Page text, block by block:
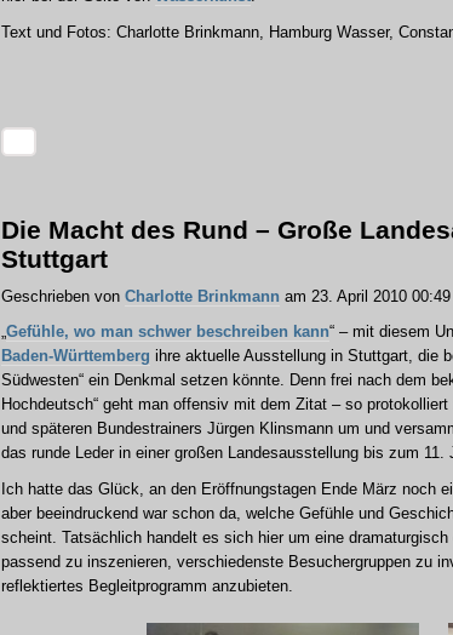
Text und Fotos: Charlotte Brinkmann, Hamburg Wasser,
Die Macht des Rund – Große
Stuttgart
Geschrieben von Charlotte Brinkmann am 23. April 2010 00:49
„Gefühle, wo man schwer beschreiben kann“ – mit diesem
Baden-Württemberg ihre aktuelle Ausstellung in Stuttgart, die
Südwesten“ ein Denkmal setzen könnte. Denn frei nach dem
Hochdeutsch“ geht man offensiv mit dem Zitat – so
und späteren Bundestrainers Jürgen Klinsmann um und
das runde Leder in einer großen Landesausstellung bis zum
Ich hatte das Glück, an den Eröffnungstagen Ende März noch
aber beeindruckend war schon da, welche Gefühle und
scheint. Tatsächlich handelt es sich hier um eine
passend zu inszenieren, verschiedenste Besuchergruppen zu
reflektiertes Begleitprogramm anzubieten.